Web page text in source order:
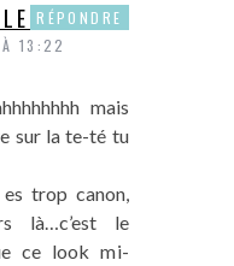
13:22
mais
sur la te-té tu
trop canon,
là…c’est le
ce look mi-
RÉPONDRE